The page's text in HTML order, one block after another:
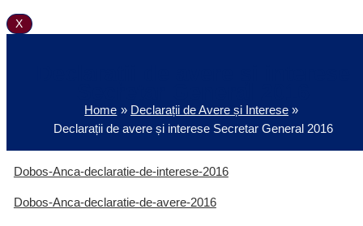
X
Home
Declarații de Avere și Interese
Declarații de avere și interese Secretar General 2016
Dobos-Anca-declaratie-de-interese-2016
Dobos-Anca-declaratie-de-avere-2016